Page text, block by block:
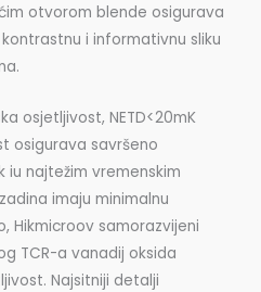
otvorom blende osigurava
i informativnu sliku
osjetljivost, NETD<20mK
osigurava savršeno
najtežim vremenskim
imaju minimalnu
Hikmicroov samorazvijeni
TCR-a vanadij oksida
Najsitniji detalji